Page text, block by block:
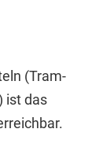
(Tram-
ist das